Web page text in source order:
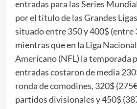
entradas para las Series
por el título de las Grandes
situado entre 350 y 400$ (entre
mientras que en la Liga
Americano (NFL) la temporada
entradas costaron de media
ronda de comodines, 320$
partidos divisionales y 450$